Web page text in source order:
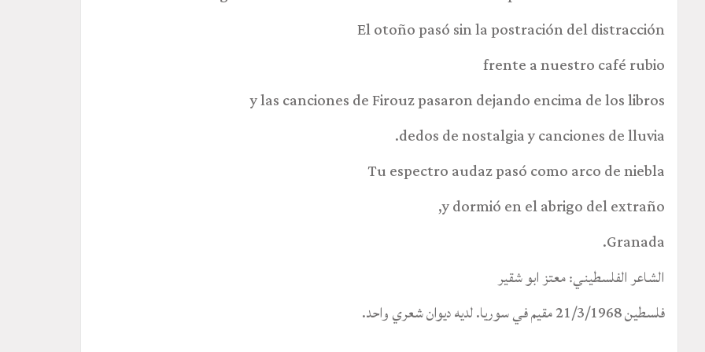
El otoño pasó sin la postración del distracción
frente a nuestro café rubio
y las canciones de Firouz pasaron dejando encima de los libros
dedos de nostalgia y canciones de lluvia.
Tu espectro audaz pasó como arco de niebla
y dormió en el abrigo del extraño,
Granada.
الشاعر الفلسطيني: معتز ابو شقير
فلسطين 21/3/1968 مقيم في سوريا. لديه ديوان شعري واحد.